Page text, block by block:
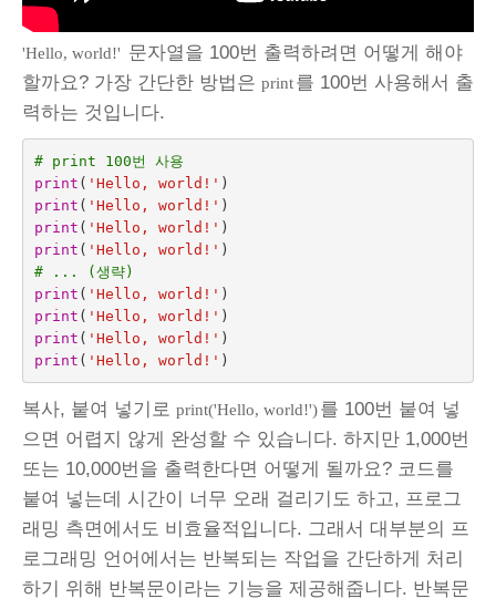
'Hello, world!' 문자열을 100번 출력하려면 어떻게 해야
할까요? 가장 간단한 방법은 print를 100번 사용해서 출
력하는 것입니다.
# print 100번 사용
print ( 'Hello, world!' )
print ( 'Hello, world!' )
print ( 'Hello, world!' )
print ( 'Hello, world!' )
# ... (생략)
print ( 'Hello, world!' )
print ( 'Hello, world!' )
print ( 'Hello, world!' )
print ( 'Hello, world!' )
복사, 붙여 넣기로 print('Hello, world!')를 100번 붙여 넣
으면 어렵지 않게 완성할 수 있습니다. 하지만 1,000번
또는 10,000번을 출력한다면 어떻게 될까요? 코드를
붙여 넣는데 시간이 너무 오래 걸리기도 하고, 프로그
래밍 측면에서도 비효율적입니다. 그래서 대부분의 프
로그래밍 언어에서는 반복되는 작업을 간단하게 처리
하기 위해 반복문이라는 기능을 제공해줍니다. 반복문